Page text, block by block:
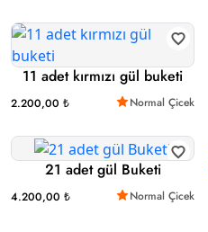
11 adet kırmızı gül buketi
2.200,00 ₺ Normal Çicek
21 adet gül Buketi
4.200,00 ₺ Normal Çicek